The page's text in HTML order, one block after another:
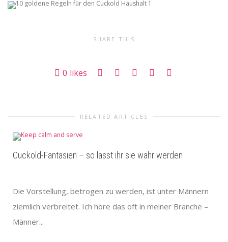
SHARE THIS
0 likes
RELATED ARTICLES
Cuckold-Fantasien – so lasst ihr sie wahr werden
Die Vorstellung, betrogen zu werden, ist unter Männern
ziemlich verbreitet. Ich höre das oft in meiner Branche –
Männer...